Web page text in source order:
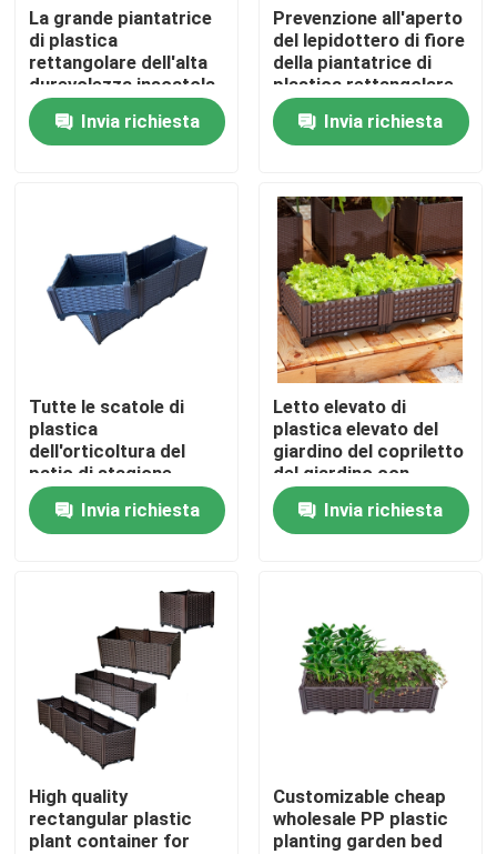
Chi siamo
Contatti
Prodotti
Scatole alzate di plastica della piantatrice
Piantatrice di plastica sulle ruote
Piantatrici alzate di plastica sulle gambe
Scatola di plastica elevata della piantatrice
Accessori della scatola della piantatrice
La grande piantatrice
di plastica
rettangolare dell'alta
durevolezza inscatola
per il patio tutte le
stagioniInvia richiesta
Prevenzione all'aperto
del lepidottero di fiore
della piantatrice di
plastica rettangolare
decorativa antiusura
del contenitore
Invia richiesta
Tutte le scatole di
plastica
dell'orticoltura del
patio di stagione
sopravvivono la prova
Invia richiesta
Letto elevato di
plastica elevato del
giardino del copriletto
del giardino con
contributo al fiore
all'aperto e
dell'interno che pianta
Invia richiesta
High quality
rectangular plastic
plant container for
Customizable cheap
wholesale PP plastic
planting garden bed